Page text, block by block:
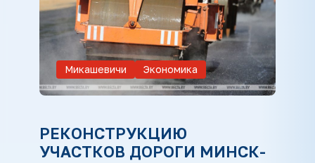
Микашевичи Экономика
РЕКОНСТРУКЦИЮ
УЧАСТКОВ ДОРОГИ МИНСК-